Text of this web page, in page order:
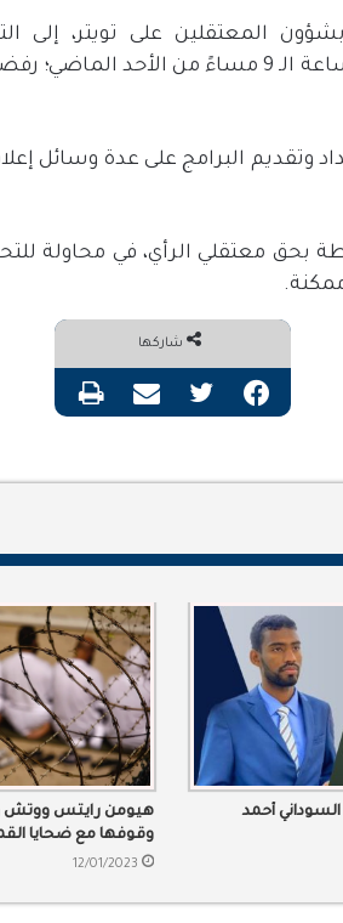
المعتقلين على تويتر، إلى
“، ابتداءً من الساعة الـ 9 مساءً من
وتقديم البرامج على عدة وسائل
معتقلي الرأي، في محاولة
شاركها
فيسبوك تويتر مشاركة عبر البريد طباعة
أحمد
هيومن رايتس ووتش
وقوفها مع ضحايا
12/01/2023